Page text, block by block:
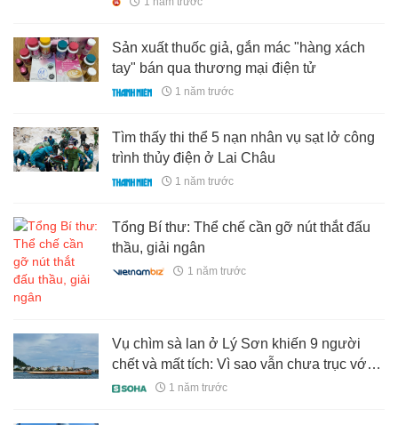
Sản xuất thuốc giả, gắn mác "hàng xách
tay" bán qua thương mại điện tử
1 năm trước
Tìm thấy thi thể 5 nạn nhân vụ sạt lở công
trình thủy điện ở Lai Châu
1 năm trước
Tổng Bí thư: Thể chế cần gỡ nút thắt đấu
thầu, giải ngân
1 năm trước
Vụ chìm sà lan ở Lý Sơn khiến 9 người
chết và mất tích: Vì sao vẫn chưa trục vớt
tàu kéo? 1 năm trước